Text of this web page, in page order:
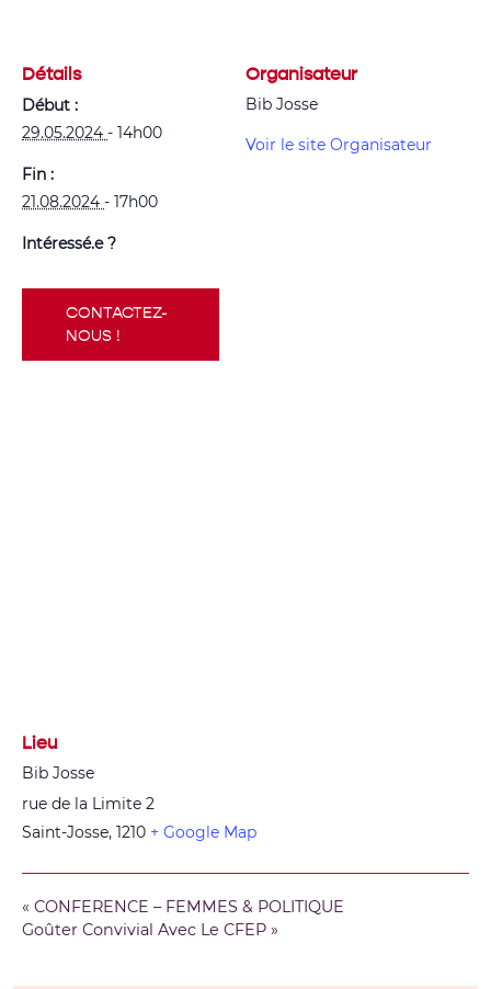
Détails
Début :
29.05.2024 - 14h00
Fin :
21.08.2024 - 17h00
Intéressé.e ?
CONTACTEZ-
NOUS !
Organisateur
Bib Josse
Voir le site Organisateur
Lieu
Bib Josse
rue de la Limite 2
Saint-Josse, 1210 + Google Map
« CONFERENCE – FEMMES & POLITIQUE
Goûter Convivial Avec Le CFEP »